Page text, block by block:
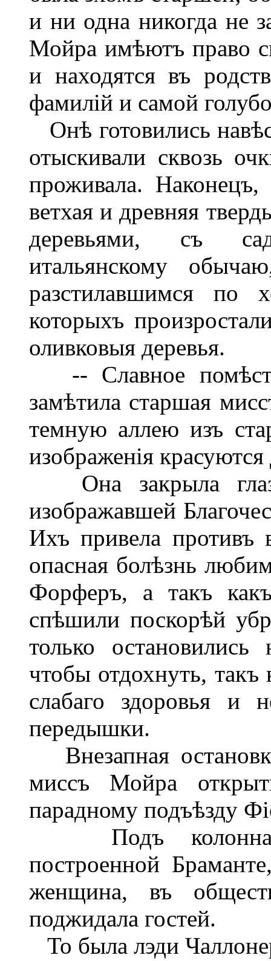
и ни одна никогда не
Мойра имѣютъ право
и находятся въ
фамилій и самой
Онѣ готовились
отыскивали сквозь
проживала. Наконецъ,
ветхая и древняя
деревьями, съ
итальянскому
разстилавшимся
которыхъ
оливковыя деревья.
-- Славное
замѣтила старшая
темную аллею изъ
изображенія
Она закрыла
изображавшей
Ихъ привела противъ
опасная болѣзнь
Форферъ, а такъ
спѣшили поскорѣй
только
чтобы отдохнуть,
слабаго здоровья и
передышки.
Внезапная
миссъ Мойра
парадному подъѣзду
Подъ
построенной
женщина, въ
поджидала гостей.
То была лэди